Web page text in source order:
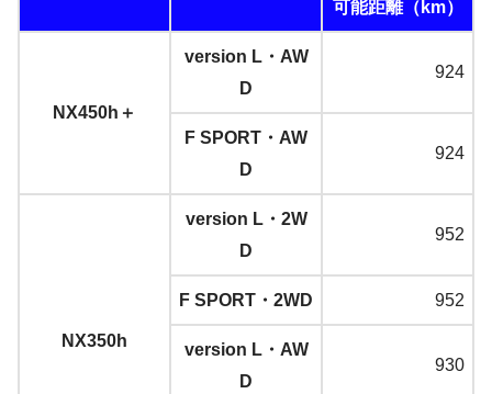
可能距離（km）
NX450h＋
version L・AW
D
924
F SPORT・AW
D
924
NX350h
version L・2W
D
952
F SPORT・2WD 952
version L・AW
D
930